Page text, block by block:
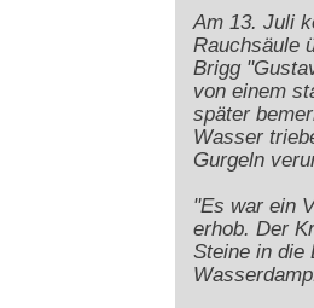
Am 13. Juli
Rauchsäule
Brigg
von einem
später
Wasser
Gurgeln
"Es war ein
erhob. Der
Steine in die